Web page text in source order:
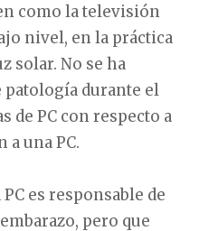
como la televisión
nivel, en la práctica
solar. No se ha
patología durante el
de PC con respecto a
a una PC.
es responsable de
pero que